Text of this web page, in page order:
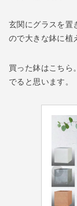
玄関にグラスを置
ので大きな鉢に植
買った鉢はこちら
でると思います。